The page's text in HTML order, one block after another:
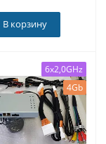
В корзину
6x2,0GHz
4Gb